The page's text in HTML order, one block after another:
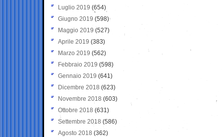
Luglio 2019 (654)
Giugno 2019 (598)
Maggio 2019 (527)
Aprile 2019 (383)
Marzo 2019 (562)
Febbraio 2019 (598)
Gennaio 2019 (641)
Dicembre 2018 (623)
Novembre 2018 (603)
Ottobre 2018 (631)
Settembre 2018 (586)
Agosto 2018 (362)